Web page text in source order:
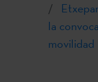
la
movilidad